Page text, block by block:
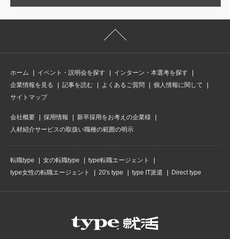
ホーム イベント・説明会を探す
インターン・本選考を探す
企業情報を見る
記事を読む よくあるご質問
個人情報に関して
サイトマップ
会社概要 採用情報
新卒採用をお考えの企業様
人材紹介サービスの取扱い職種の範囲の明示
転職type 女の転職type
type転職エージェント
type女性の転職エージェント
20's type type IT派遣 Direct type